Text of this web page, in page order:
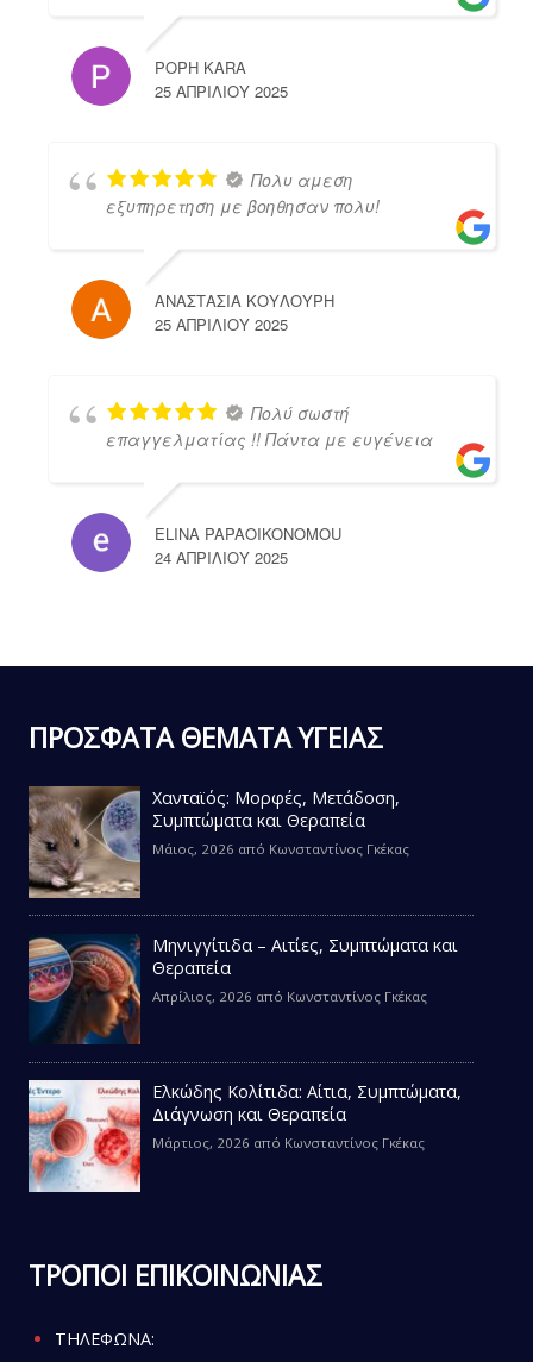
POPH KARA
25 ΑΠΡΙΛΊΟΥ 2025
Πολυ αμεση
εξυπηρετηση με βοηθησαν πολυ!
ΑΝΑΣΤΑΣΙΑ ΚΟΥΛΟΥΡΗ
25 ΑΠΡΙΛΊΟΥ 2025
Πολύ σωστή
επαγγελματίας !! Πάντα με ευγένεια
ELINA PAPAOIKONOMOU
24 ΑΠΡΙΛΊΟΥ 2025
ΠΡΟΣΦΑΤΑ ΘΕΜΑΤΑ ΥΓΕΙΑΣ
Χανταϊός: Μορφές, Μετάδοση,
Συμπτώματα και Θεραπεία
Μάιος, 2026 από Κωνσταντίνος Γκέκας
Μηνιγγίτιδα – Αιτίες, Συμπτώματα και
Θεραπεία
Απρίλιος, 2026 από Κωνσταντίνος Γκέκας
Ελκώδης Κολίτιδα: Αίτια, Συμπτώματα,
Διάγνωση και Θεραπεία
Μάρτιος, 2026 από Κωνσταντίνος Γκέκας
ΤΡΟΠΟΙ ΕΠΙΚΟΙΝΩΝΙΑΣ
ΤΗΛΕΦΩΝΑ: